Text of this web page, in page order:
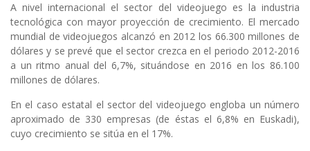
A nivel internacional el sector del videojuego es la industria
tecnológica con mayor proyección de crecimiento. El mercado
mundial de videojuegos alcanzó en 2012 los 66.300 millones de
dólares y se prevé que el sector crezca en el periodo 2012-2016
a un ritmo anual del 6,7%, situándose en 2016 en los 86.100
millones de dólares.
En el caso estatal el sector del videojuego engloba un número
aproximado de 330 empresas (de éstas el 6,8% en Euskadi),
cuyo crecimiento se sitúa en el 17%.